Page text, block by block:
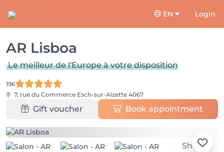
EN Login
AR Lisboa
Le meilleur de l'Europe à votre disposition
196
7, rue du Commerce Esch-sur-Alzette 4067
Gift voucher Book appointment
Show